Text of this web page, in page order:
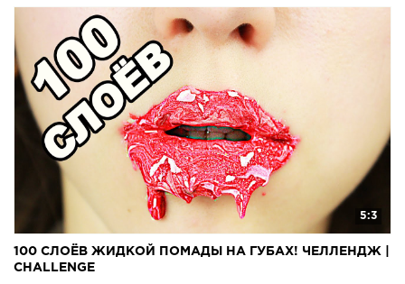
5:3
100 СЛОЁВ ЖИДКОЙ ПОМАДЫ НА ГУБАХ! ЧЕЛЛЕНДЖ |
CHALLENGE